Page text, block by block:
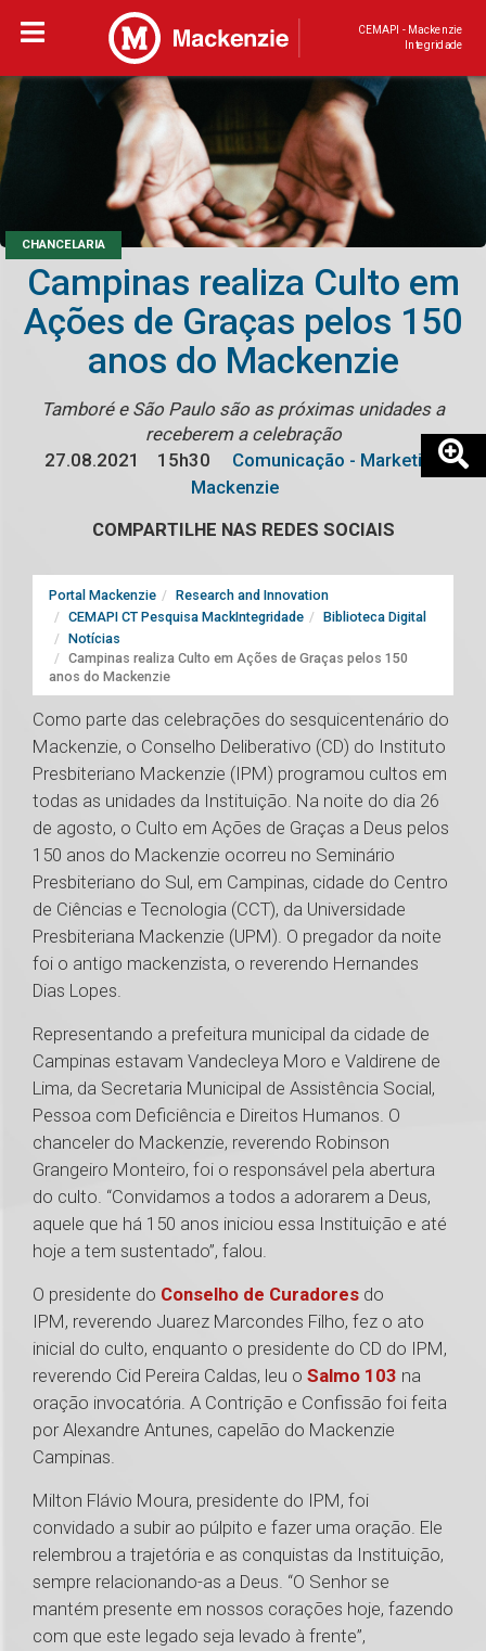
CEMAPI - Mackenzie
Integridade
CHANCELARIA
Campinas realiza Culto em
Ações de Graças pelos 150
anos do Mackenzie
Tamboré e São Paulo são as próximas unidades a
receberem a celebração
27.08.2021
15h30
Comunicação - Marketing
Mackenzie
COMPARTILHE NAS REDES SOCIAIS
Portal Mackenzie
Research and Innovation
CEMAPI CT Pesquisa MackIntegridade
Biblioteca Digital
Notícias
Campinas realiza Culto em Ações de Graças pelos 150
anos do Mackenzie
Como parte das celebrações do sesquicentenário do
Mackenzie, o Conselho Deliberativo (CD) do Instituto
Presbiteriano Mackenzie (IPM) programou cultos em
todas as unidades da Instituição. Na noite do dia 26
de agosto, o Culto em Ações de Graças a Deus pelos
150 anos do Mackenzie ocorreu no Seminário
Presbiteriano do Sul, em Campinas, cidade do Centro
de Ciências e Tecnologia (CCT), da Universidade
Presbiteriana Mackenzie (UPM). O pregador da noite
foi o antigo mackenzista, o reverendo Hernandes
Dias Lopes.
Representando a prefeitura municipal da cidade de
Campinas estavam Vandecleya Moro e Valdirene de
Lima, da Secretaria Municipal de Assistência Social,
Pessoa com Deficiência e Direitos Humanos. O
chanceler do Mackenzie, reverendo Robinson
Grangeiro Monteiro, foi o responsável pela abertura
do culto. “Convidamos a todos a adorarem a Deus,
aquele que há 150 anos iniciou essa Instituição e até
hoje a tem sustentado”, falou.
O presidente do Conselho de Curadores do
IPM, reverendo Juarez Marcondes Filho, fez o ato
inicial do culto, enquanto o presidente do CD do IPM,
reverendo Cid Pereira Caldas, leu o Salmo 103 na
oração invocatória. A Contrição e Confissão foi feita
por Alexandre Antunes, capelão do Mackenzie
Campinas.
Milton Flávio Moura, presidente do IPM, foi
convidado a subir ao púlpito e fazer uma oração. Ele
relembrou a trajetória e as conquistas da Instituição,
sempre relacionando-as a Deus. “O Senhor se
mantém presente em nossos corações hoje, fazendo
com que este legado seja levado à frente”,